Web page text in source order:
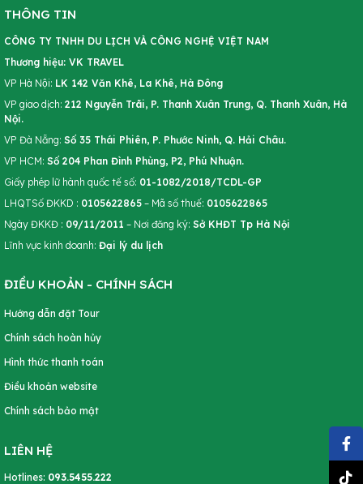
THÔNG TIN
CÔNG TY TNHH DU LỊCH VÀ CÔNG NGHỆ VIỆT NAM
Thương hiệu: VK TRAVEL
VP Hà Nội: LK 142 Văn Khê, La Khê, Hà Đông
VP giao dịch: 212 Nguyễn Trãi, P. Thanh Xuân Trung, Q. Thanh Xuân, Hà
Nội.
VP Đà Nẵng: Số 35 Thái Phiên, P. Phước Ninh, Q. Hải Châu.
VP HCM: Số 204 Phan Đình Phùng, P2, Phú Nhuận.
Giấy phép lữ hành quốc tế số: 01-1082/2018/TCDL-GP
LHQTSố ĐKKD : 0105622865 – Mã số thuế: 0105622865
Ngày ĐKKĐ : 09/11/2011 – Nơi đăng ký: Sở KHĐT Tp Hà Nội
Lĩnh vực kinh doanh: Đại lý du lịch
ĐIỀU KHOẢN - CHÍNH SÁCH
Hướng dẫn đặt Tour
Chính sách hoàn hủy
Hình thức thanh toán
Điều khoản website
Chính sách bảo mật
LIÊN HỆ
Hotlines: 093.5455.222